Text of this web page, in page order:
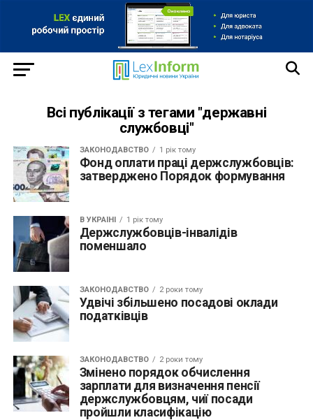
Всі публікації з тегами "державні
службовці"
ЗАКОНОДАВСТВО 1 рік тому
Фонд оплати праці держслужбовців:
затверджено Порядок формування
В УКРАЇНІ 1 рік тому
Держслужбовців-інвалідів
поменшало
ЗАКОНОДАВСТВО 2 роки тому
Удвічі збільшено посадові оклади
податківців
ЗАКОНОДАВСТВО 2 роки тому
Змінено порядок обчислення
зарплати для визначення пенсії
держслужбовцям, чиї посади
пройшли класифікацію